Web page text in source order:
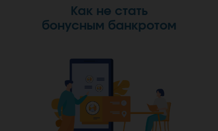
Как не стать
бонусным банкротом